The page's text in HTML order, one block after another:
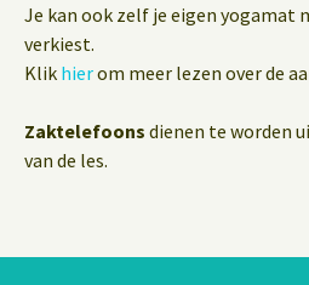
Je kan ook zelf je eigen yogamat
verkiest.
Klik hierom meer lezen over de
Zaktelefoons dienen te worden
van de les.